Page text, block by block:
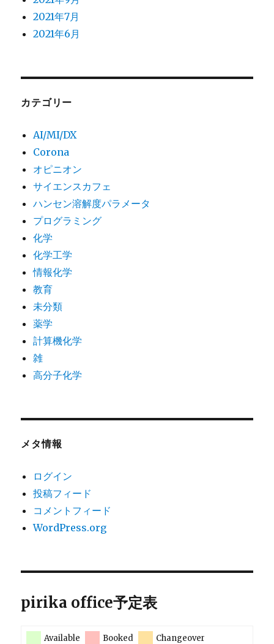
2021年7月
2021年6月
カテゴリー
AI/MI/DX
Corona
オピニオン
サイエンスカフェ
ハンセン溶解度パラメータ
プログラミング
化学
化学工学
情報化学
教育
未分類
薬学
計算機化学
雑
高分子化学
メタ情報
ログイン
投稿フィード
コメントフィード
WordPress.org
pirika office予定表
Available Booked Changeover